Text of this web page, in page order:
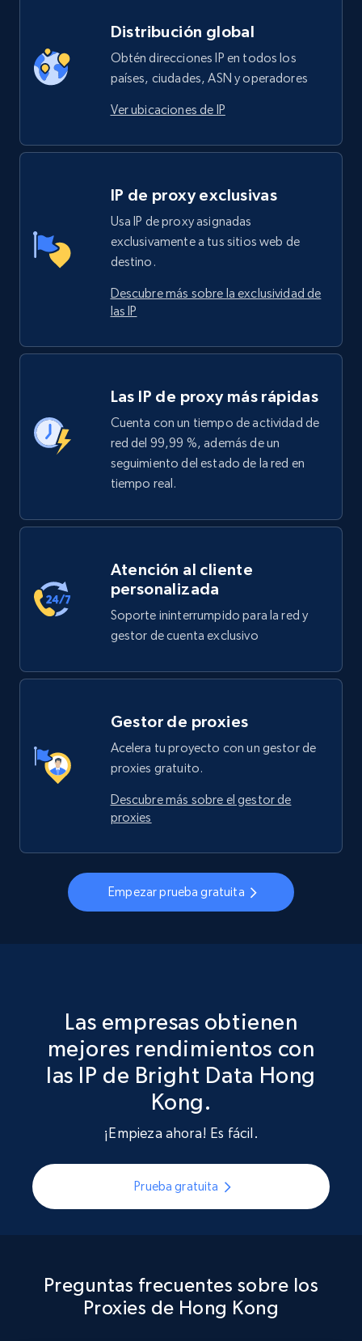
Distribución global
Obtén direcciones IP en todos los
países, ciudades, ASN y operadores
Ver ubicaciones de IP
IP de proxy exclusivas
Usa IP de proxy asignadas
exclusivamente a tus sitios web de
destino.
Descubre más sobre la exclusividad de
las IP
Las IP de proxy más rápidas
Cuenta con un tiempo de actividad de
red del 99,99 %, además de un
seguimiento del estado de la red en
tiempo real.
Atención al cliente
personalizada
Soporte ininterrumpido para la red y
gestor de cuenta exclusivo
Gestor de proxies
Acelera tu proyecto con un gestor de
proxies gratuito.
Descubre más sobre el gestor de
proxies
Empezar prueba gratuita
Las empresas obtienen
mejores rendimientos con
las IP de Bright Data Hong
Kong.
¡Empieza ahora! Es fácil.
Prueba gratuita
Preguntas frecuentes sobre los
Proxies de Hong Kong